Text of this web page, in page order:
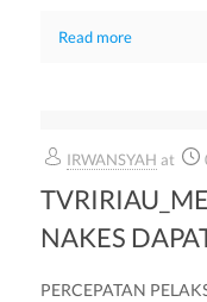
Read more
IRWANSYAH at
NAKES
PERCEPATAN